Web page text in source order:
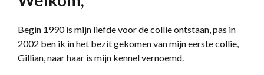
Begin 1990 is mijn liefde voor de collie ontstaan, pas in
2002 ben ik in het bezit gekomen van mijn eerste collie,
Gillian, naar haar is mijn kennel vernoemd.